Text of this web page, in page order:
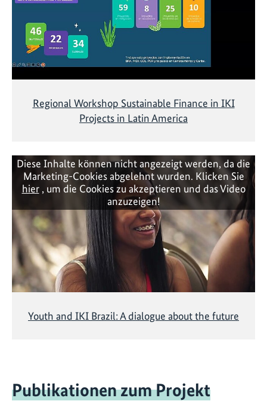
Regional Workshop Sustainable Finance in IKI
Projects in Latin America
Diese Inhalte können nicht angezeigt werden, da die
Marketing-Cookies abgelehnt wurden. Klicken Sie
hier, um die Cookies zu akzeptieren und das Video
anzuzeigen!
Youth and IKI Brazil: A dialogue about the future
Publikationen zum Projekt